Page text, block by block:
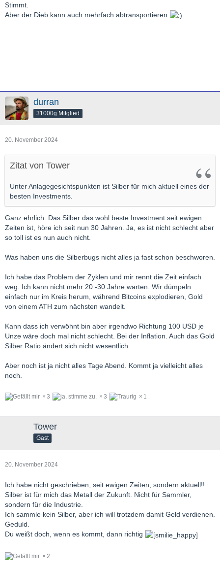
Stimmt.
Aber der Dieb kann auch mehrfach abtransportieren
durran
31000g Mitglied
20. November 2024
Zitat von Tower
Unter Anlagegesichtspunkten ist Silber für mich aktuell eines der
besten Investments.
Ganz ehrlich. Das Silber das wohl beste Investment seit ewigen
Zeiten ist, höre ich seit nun 30 Jahren. Ja, es ist nicht schlecht aber
so toll ist es nun auch nicht.
Was haben uns die Silberbugs nicht alles ja fast schon beschworen.
Ich habe das Problem der Zyklen und mir rennt die Zeit einfach
weg. Ich kann nicht mehr 20 -30 Jahre warten. Wir dümpeln
einfach nur im Kreis herum, während Bitcoins explodieren, Gold
von einem ATH zum nächsten wandelt.
Kann dass ich verwöhnt bin aber irgendwo Richtung 100 USD je
Unze wäre doch mal nicht schlecht. Bei der Inflation. Auch das Gold
Silber Ratio ändert sich nicht wesentlich.
Aber noch ist ja nicht alles Tage Abend. Kommt ja vielleicht alles
noch.
3 3 1
Tower
Gast
20. November 2024
Ich habe nicht geschrieben, seit ewigen Zeiten, sondern aktuell!!
Silber ist für mich das Metall der Zukunft. Nicht für Sammler,
sondern für die Industrie.
Ich sammle kein Silber, aber ich will trotzdem damit Geld verdienen.
Geduld.
Du weißt doch, wenn es kommt, dann richtig
2